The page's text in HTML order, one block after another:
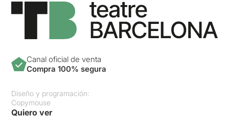
Canal oficial de venta
Compra 100% segura
Diseño y programación:
Copymouse
Quiero ver